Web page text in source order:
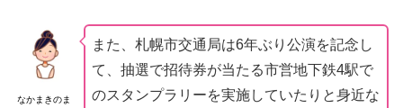
なかまきのま
また、札幌市交通局は6年ぶり公演を記念し
て、抽選で招待券が当たる市営地下鉄4駅で
のスタンプラリーを実施していたりと身近な